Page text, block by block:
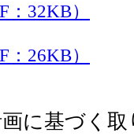
32KB）
26KB）
に基づく